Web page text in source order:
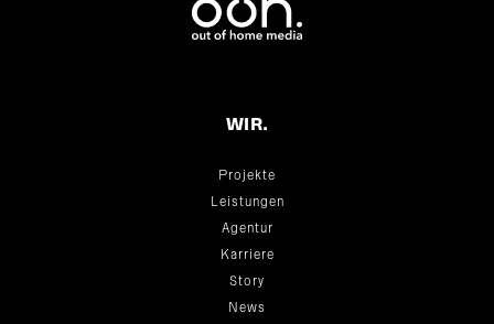
WIR.
Projekte
Leistungen
Agentur
Karriere
Story
News